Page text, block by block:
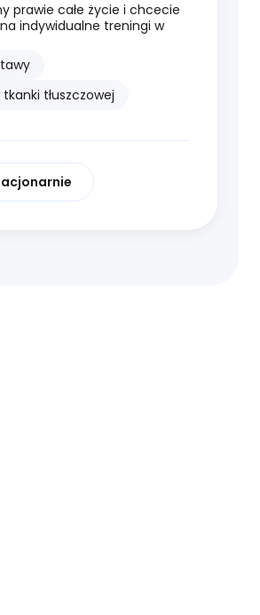
prawie całe życie i chcecie
indywidualne treningi w
tłuszczowej